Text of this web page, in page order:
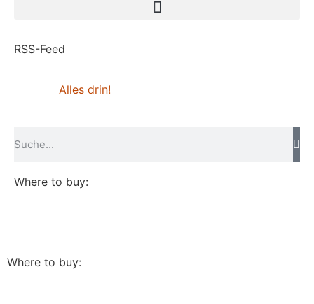
RSS-Feed
Alles drin!
Where to buy:
Where to buy: